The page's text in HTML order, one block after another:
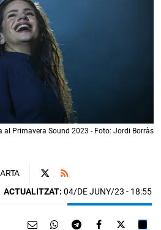
al Primavera Sound 2023 - Foto: Jordi Borràs
ACTUALITZAT: 04/DE JUNY/23 - 18:55